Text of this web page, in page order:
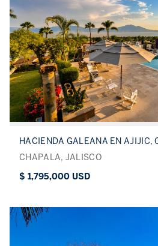
HACIENDA GALEANA EN AJIJIC,
CHAPALA, JALISCO
$ 1,795,000 USD